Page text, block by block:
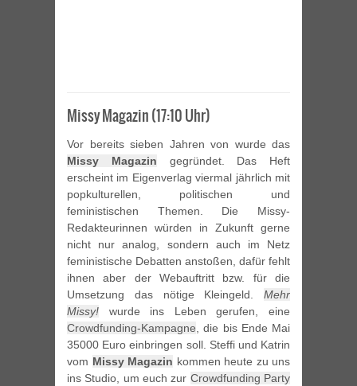
Missy Magazin (17:10 Uhr)
Vor bereits sieben Jahren von wurde das
Missy Magazin gegründet. Das Heft
erscheint im Eigenverlag viermal jährlich mit
popkulturellen, politischen und
feministischen Themen. Die Missy-
Redakteurinnen würden in Zukunft gerne
nicht nur analog, sondern auch im Netz
feministische Debatten anstoßen, dafür fehlt
ihnen aber der Webauftritt bzw. für die
Umsetzung das nötige Kleingeld. Mehr
Missy! wurde ins Leben gerufen, eine
Crowdfunding-Kampagne , die bis Ende Mai
35000 Euro einbringen soll. Steffi und Katrin
vom Missy Magazin kommen heute zu uns
ins Studio, um euch zur Crowdfunding Party